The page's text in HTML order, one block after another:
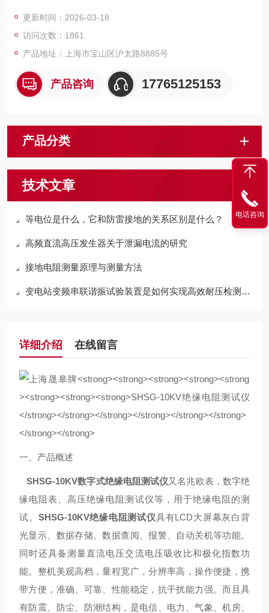
更新时间：2026-03-18
访问次数：1861
产品地址：上海市宝山区沪太路8885号
产品咨询 17765125153
产品分类
技术文章
等电位是什么，它和防雷接地的关系区别是什么？
高频直流高压发生器关于泄漏电流的研究
接地电阻测量原理与测量方法
变电站变频串联谐振试验装置是如何实现高效耐压检测的？
详细介绍 在线留言
一、产品概述
SHSG-10KV数字式绝缘电阻测试仪又名兆欧表，数字绝
缘电阻表、高压绝缘电阻测试仪等，用于绝缘电阻的测
试。 SHSG-10KV绝缘电阻测试仪具有LCD大屏幕灰白背
光显示、数据存储、数据查阅、报警、自动关机等功能。
同时还具备测量直流电压交流电压吸收比和极化指数功
能。整机美观高档，量程宽广，分辨率高，操作便捷，携
带方便，准确、可靠、性能稳定，抗干扰能力强。而且具
有防震、防尘、防潮结构，是电信、电力、气象、机房、
电话咨询